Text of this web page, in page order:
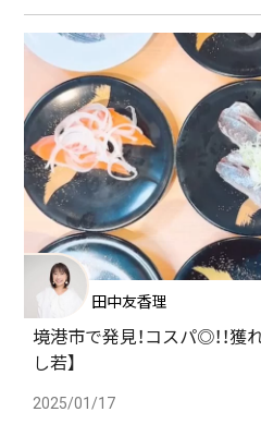
田中友香理
境港市で発見！コスパ◎！！獲
し若】
2025/01/17